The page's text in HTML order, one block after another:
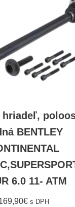
hriadeľ,
BENTLEY
6.0 11- ATM
€ s DPH